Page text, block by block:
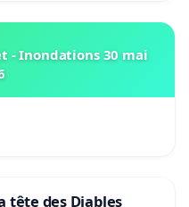
- Inondations 30 mai
tête des Diables